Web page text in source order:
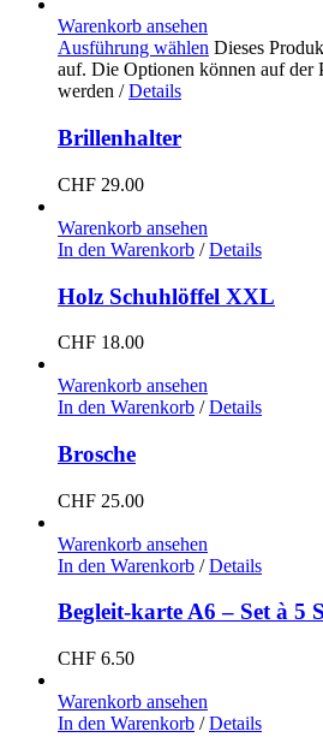
Warenkorb ansehen
Ausführung wählen Dieses
auf. Die Optionen können auf der
werden / Details
Brillenhalter
CHF 29.00
Warenkorb ansehen
In den Warenkorb / Details
Holz Schuhlöffel XXL
CHF 18.00
Warenkorb ansehen
In den Warenkorb / Details
Brosche
CHF 25.00
Warenkorb ansehen
In den Warenkorb / Details
Begleit-karte A6 – Set à 5
CHF 6.50
Warenkorb ansehen
In den Warenkorb / Details